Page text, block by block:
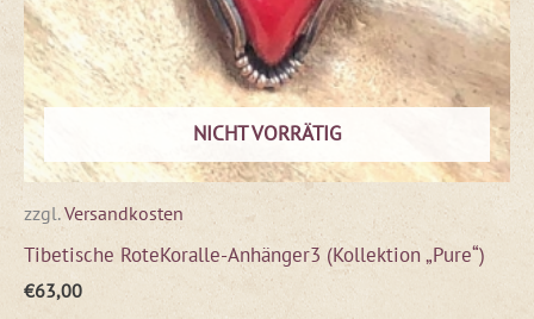
NICHT VORRÄTIG
zzgl.Versandkosten
Tibetische RoteKoralle-Anhänger3 (Kollektion „Pure“)
€63,00